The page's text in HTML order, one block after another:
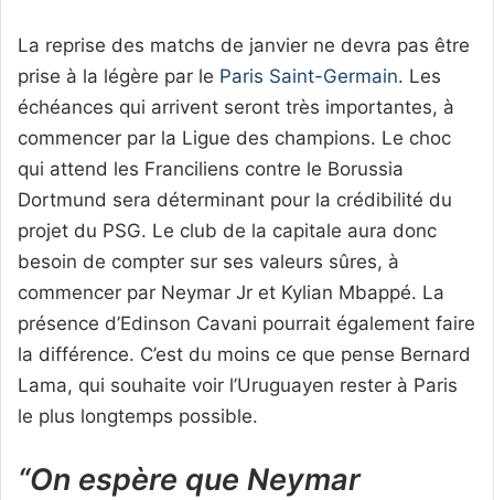
La reprise des matchs de janvier ne devra pas être
prise à la légère par le Paris Saint-Germain. Les
échéances qui arrivent seront très importantes, à
commencer par la Ligue des champions. Le choc
qui attend les Franciliens contre le Borussia
Dortmund sera déterminant pour la crédibilité du
projet du PSG. Le club de la capitale aura donc
besoin de compter sur ses valeurs sûres, à
commencer par Neymar Jr et Kylian Mbappé. La
présence d’Edinson Cavani pourrait également faire
la différence. C’est du moins ce que pense Bernard
Lama, qui souhaite voir l’Uruguayen rester à Paris
le plus longtemps possible.
“On espère que Neymar